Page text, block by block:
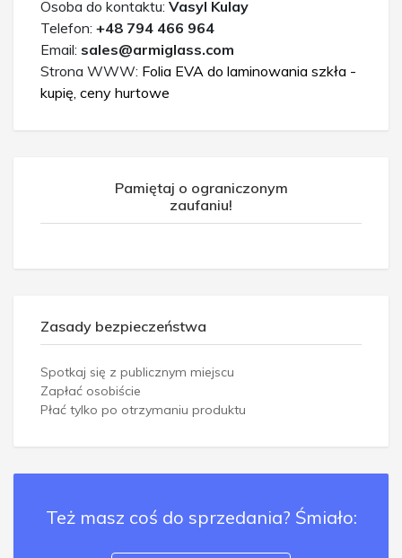
Osoba do kontaktu: Vasyl Kulay
Telefon: +48 794 466 964
Email: sales@armiglass.com
Strona WWW: Folia EVA do laminowania szkła -
kupię, ceny hurtowe
Pamiętaj o ograniczonym
zaufaniu!
Zasady bezpieczeństwa
Spotkaj się z publicznym miejscu
Zapłać osobiście
Płać tylko po otrzymaniu produktu
Też masz coś do sprzedania? Śmiało: